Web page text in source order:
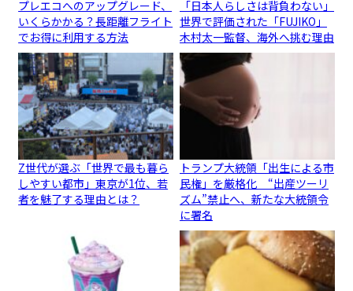
プレエコへのアップグレード、
いくらかかる？長距離フライト
でお得に利用する方法
「日本人らしさは背負わない」
世界で評価された「FUJIKO」
木村太一監督、海外へ挑む理由
Z世代が選ぶ「世界で最も暮ら
しやすい都市」東京が1位、若
者を魅了する理由とは？
トランプ大統領「出生による市
民権」を厳格化 “出産ツーリ
ズム”禁止へ、新たな大統領令
に署名